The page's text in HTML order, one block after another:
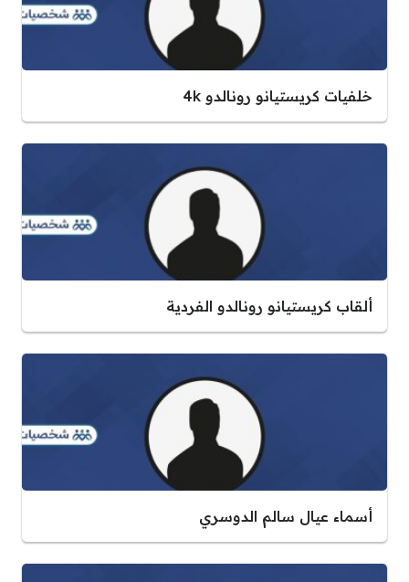
خلفيات كريستيانو رونالدو 4k
ألقاب كريستيانو رونالدو الفردية
أسماء عيال سالم الدوسري